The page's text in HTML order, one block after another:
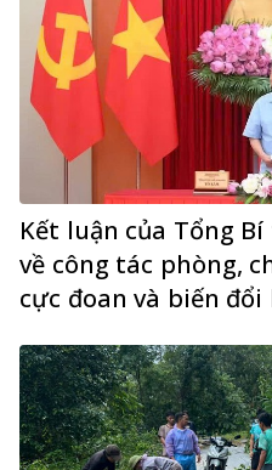
Kết luận của Tổng
về công tác phòng,
cực đoan và biến đổi